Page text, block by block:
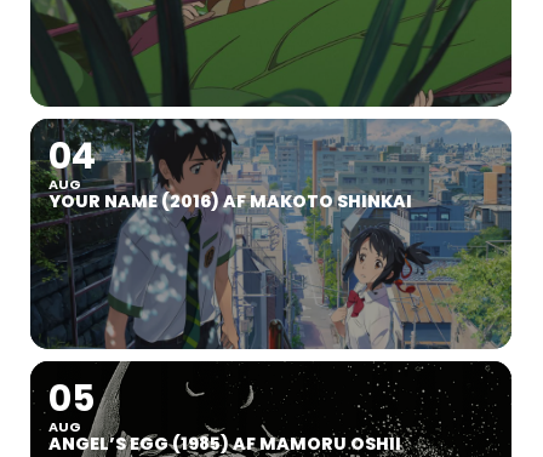
04
AUG
YOUR NAME (2016) AF MAKOTO SHINKAI
05
AUG
ANGEL’S EGG (1985) AF MAMORU OSHII